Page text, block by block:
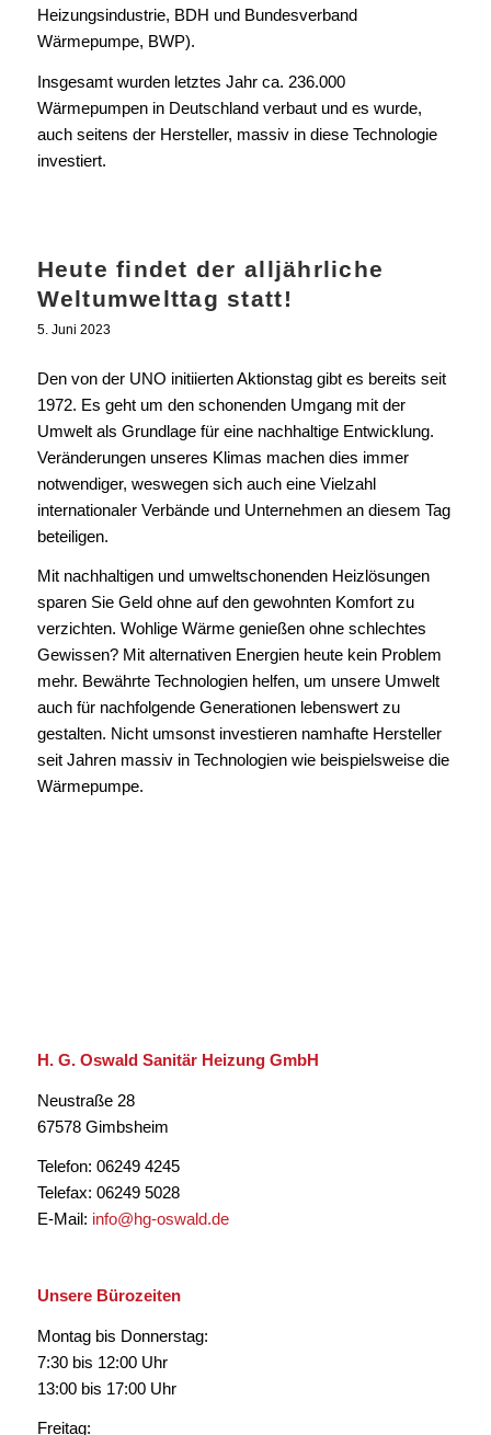
Heizungsindustrie, BDH und Bundesverband
Wärmepumpe, BWP).
Insgesamt wurden letztes Jahr ca. 236.000
Wärmepumpen in Deutschland verbaut und es wurde,
auch seitens der Hersteller, massiv in diese Technologie
investiert.
Heute findet der alljährliche
Weltumwelttag statt!
5. Juni 2023
Den von der UNO initiierten Aktionstag gibt es bereits seit
1972. Es geht um den schonenden Umgang mit der
Umwelt als Grundlage für eine nachhaltige Entwicklung.
Veränderungen unseres Klimas machen dies immer
notwendiger, weswegen sich auch eine Vielzahl
internationaler Verbände und Unternehmen an diesem Tag
beteiligen.
Mit nachhaltigen und umweltschonenden Heizlösungen
sparen Sie Geld ohne auf den gewohnten Komfort zu
verzichten. Wohlige Wärme genießen ohne schlechtes
Gewissen? Mit alternativen Energien heute kein Problem
mehr. Bewährte Technologien helfen, um unsere Umwelt
auch für nachfolgende Generationen lebenswert zu
gestalten. Nicht umsonst investieren namhafte Hersteller
seit Jahren massiv in Technologien wie beispielsweise die
Wärmepumpe.
H. G. Oswald Sanitär Heizung GmbH
Neustraße 28
67578 Gimbsheim
Telefon: 06249 4245
Telefax: 06249 5028
E-Mail: info@hg-oswald.de
Unsere Bürozeiten
Montag bis Donnerstag:
7:30 bis 12:00 Uhr
13:00 bis 17:00 Uhr
Freitag: